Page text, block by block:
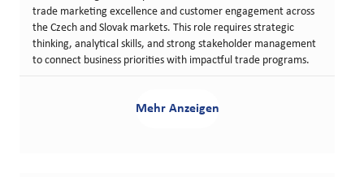
trade marketing excellence and customer engagement across
the Czech and Slovak markets. This role requires strategic
thinking, analytical skills, and strong stakeholder management
to connect business priorities with impactful trade programs.
Mehr Anzeigen